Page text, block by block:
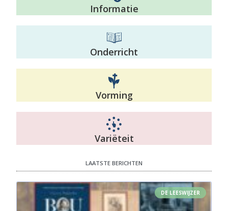
Informatie
Onderricht
Vorming
Variëteit
LAATSTE BERICHTEN
DE LEESWIJZER